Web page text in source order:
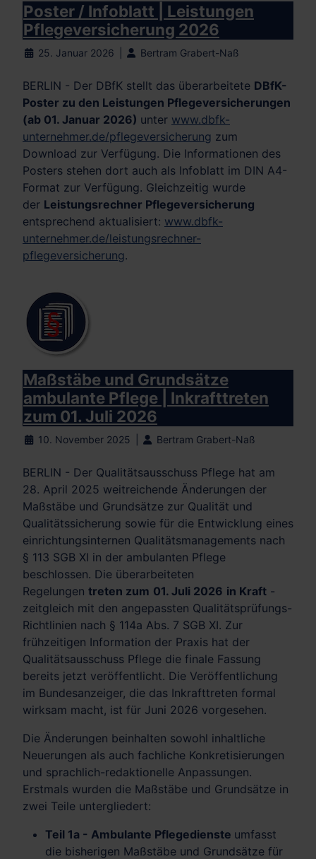
Poster / Infoblatt | Leistungen
Pflegeversicherung 2026
25. Januar 2026 Bertram Grabert-Naß
BERLIN - Der DBfK stellt das überarbeitete DBfK-
Poster zu den Leistungen Pflegeversicherungen
(ab 01. Januar 2026) unter www.dbfk-
unternehmer.de/pflegeversicherung zum
Download zur Verfügung. Die Informationen des
Posters stehen dort auch als Infoblatt im DIN A4-
Format zur Verfügung. Gleichzeitig wurde
der Leistungsrechner Pflegeversicherung
entsprechend aktualisiert: www.dbfk-
unternehmer.de/leistungsrechner-
pflegeversicherung.
Maßstäbe und Grundsätze
ambulante Pflege | Inkrafttreten
zum 01. Juli 2026
10. November 2025 Bertram Grabert-Naß
BERLIN - Der Qualitätsausschuss Pflege hat am
28. April 2025 weitreichende Änderungen der
Maßstäbe und Grundsätze zur Qualität und
Qualitätssicherung sowie für die Entwicklung eines
einrichtungsinternen Qualitätsmanagements nach
§ 113 SGB XI in der ambulanten Pflege
beschlossen. Die überarbeiteten
Regelungen treten zum 01. Juli 2026 in Kraft -
zeitgleich mit den angepassten Qualitätsprüfungs-
Richtlinien nach § 114a Abs. 7 SGB XI. Zur
frühzeitigen Information der Praxis hat der
Qualitätsausschuss Pflege die finale Fassung
bereits jetzt veröffentlicht. Die Veröffentlichung
im Bundesanzeiger, die das Inkrafttreten formal
wirksam macht, ist für Juni 2026 vorgesehen.
Die Änderungen beinhalten sowohl inhaltliche
Neuerungen als auch fachliche Konkretisierungen
und sprachlich-redaktionelle Anpassungen.
Erstmals wurden die Maßstäbe und Grundsätze in
zwei Teile untergliedert:
Teil 1a - Ambulante Pflegedienste umfasst
die bisherigen Maßstäbe und Grundsätze für